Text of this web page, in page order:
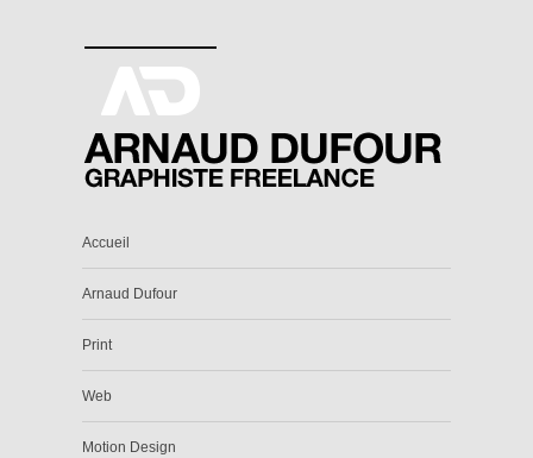
Accueil
Arnaud Dufour
Print
Web
Motion Design